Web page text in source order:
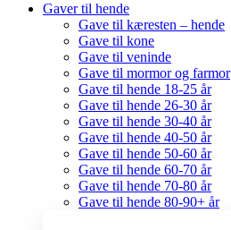
Gaver til hende
Gave til kæresten – hende
Gave til kone
Gave til veninde
Gave til mormor og farmor
Gave til hende 18-25 år
Gave til hende 26-30 år
Gave til hende 30-40 år
Gave til hende 40-50 år
Gave til hende 50-60 år
Gave til hende 60-70 år
Gave til hende 70-80 år
Gave til hende 80-90+ år